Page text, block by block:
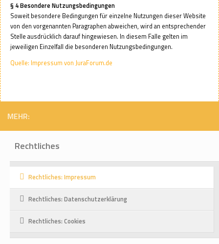
§ 4 Besondere Nutzungsbedingungen
Soweit besondere Bedingungen für einzelne Nutzungen dieser Website
von den vorgenannten Paragraphen abweichen, wird an entsprechender
Stelle ausdrücklich darauf hingewiesen. In diesem Falle gelten im
jeweiligen Einzelfall die besonderen Nutzungsbedingungen.
Quelle: Impressum von JuraForum.de
MEHR:
Rechtliches
Rechtliches: Impressum
Rechtliches: Datenschutzerklärung
Rechtliches: Cookies